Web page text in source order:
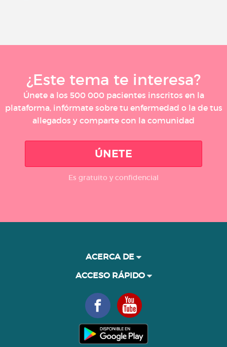
¿Este tema te interesa?
Únete a los 500 000 pacientes inscritos en la
plataforma, infórmate sobre tu enfermedad o la de tus
allegados y comparte con la comunidad
ÚNETE
Es gratuito y confidencial
ACERCA DE
ACCESO RÁPIDO